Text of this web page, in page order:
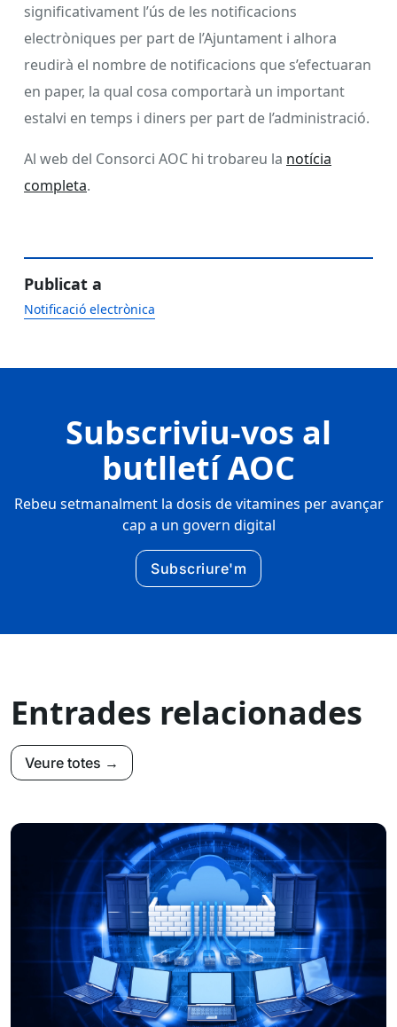
significativament l’ús de les notificacions
electròniques per part de l’Ajuntament i alhora
reudirà el nombre de notificacions que s’efectuaran
en paper, la qual cosa comportarà un important
estalvi en temps i diners per part de l’administració.
Al web del Consorci AOC hi trobareu la notícia
completa.
Publicat a
Notificació electrònica
Subscriviu-vos al
butlletí AOC
Rebeu setmanalment la dosis de vitamines per avançar
cap a un govern digital
Subscriure'm
Entrades relacionades
Veure totes →